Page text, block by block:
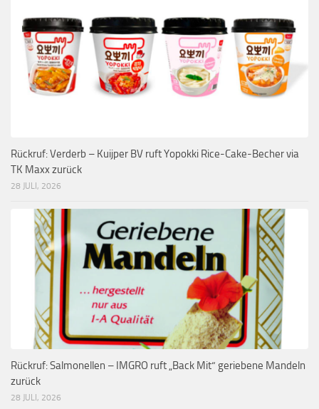
Rückruf: Verderb – Kuijper BV ruft Yopokki Rice-Cake-Becher via
TK Maxx zurück
28 JULI, 2026
Rückruf: Salmonellen – IMGRO ruft „Back Mit“ geriebene Mandeln
zurück
28 JULI, 2026